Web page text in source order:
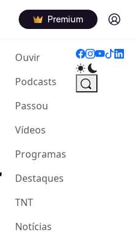
Premium Log in
Ouvir(current)
Podcasts
Passou
Vídeos
Programas
Destaques
TNT
Notícias